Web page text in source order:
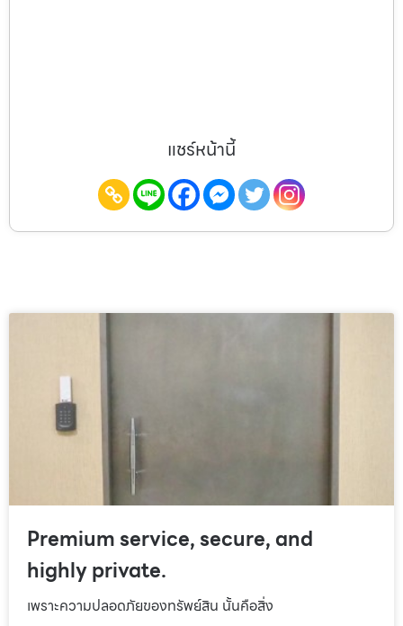
แชร์หน้านี้
Premium service, secure, and
highly private.
เพราะความปลอดภัยของทรัพย์สิน นั้นคือสิ่ง